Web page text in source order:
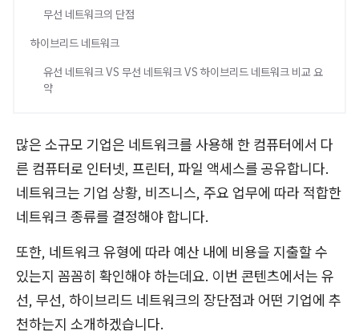
무선 네트워크의 단점
하이브리드 네트워크
유선 네트워크 VS 무선 네트워크 VS 하이브리드 네트워크 비교 요
약
많은 소규모 기업은 네트워크를 사용해 한 컴퓨터에서 다
른 컴퓨터로 인터넷, 프린터, 파일 액세스를 공유합니다.
네트워크는 기업 상황, 비즈니스, 주요 업무에 따라 적합한
네트워크 종류를 결정해야 합니다.
또한, 네트워크 유형에 따라 예산 내에 비용을 지출할 수
있는지 꼼꼼히 확인해야 하는데요. 이번 콘텐츠에서는 유
선, 무선, 하이브리드 네트워크의 장단점과 어떤 기업에 추
천하는지 소개하겠습니다.